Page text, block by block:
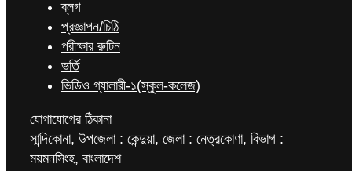
ব্লগ
প্রজ্ঞাপন/চিঠি
পরীক্ষার রুটিন
ভর্তি
ভিডিও গ্যালারী-১(স্কুল-কলেজ)
যোগাযোগের ঠিকানা
সান্দিকোনা, উপজেলা : কেন্দুয়া, জেলা : নেত্রকোণা, বিভাগ :
ময়মনসিংহ, বাংলাদেশ